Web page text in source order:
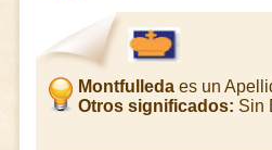
Montfulledaes un
Otros significados: Sin